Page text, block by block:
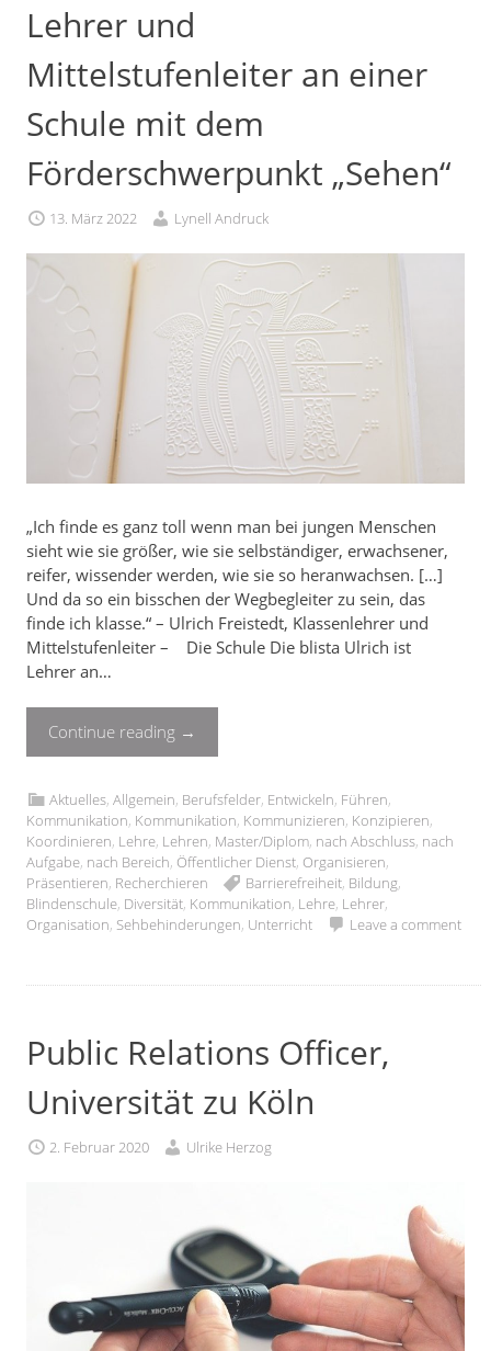
Lehrer und
Mittelstufenleiter an einer
Schule mit dem
Förderschwerpunkt „Sehen“
13. März 2022 Lynell Andruck
„Ich finde es ganz toll wenn man bei jungen Menschen
sieht wie sie größer, wie sie selbständiger, erwachsener,
reifer, wissender werden, wie sie so heranwachsen. […]
Und da so ein bisschen der Wegbegleiter zu sein, das
finde ich klasse.“ – Ulrich Freistedt, Klassenlehrer und
Mittelstufenleiter – Die Schule Die blista Ulrich ist
Lehrer an…
Continue reading →
Aktuelles,Allgemein, Berufsfelder, Entwickeln, Führen,
Kommunikation, Kommunikation, Kommunizieren, Konzipieren,
Koordinieren, Lehre, Lehren, Master/Diplom, nach Abschluss, nach
Aufgabe, nach Bereich, Öffentlicher Dienst, Organisieren,
Präsentieren, Recherchieren Barrierefreiheit, Bildung,
Blindenschule, Diversität, Kommunikation, Lehre, Lehrer,
Organisation, Sehbehinderungen, Unterricht Leave a comment
Public Relations Officer,
Universität zu Köln
2. Februar 2020 Ulrike Herzog